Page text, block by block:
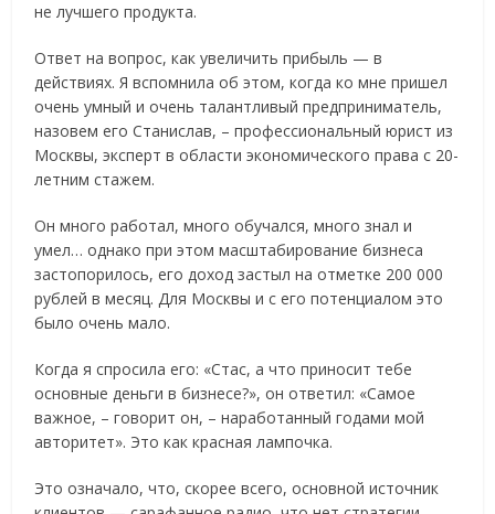
не лучшего продукта.
Ответ на вопрос, как увеличить прибыль — в
действиях. Я вспомнила об этом, когда ко мне пришел
очень умный и очень талантливый предприниматель,
назовем его Станислав, – профессиональный юрист из
Москвы, эксперт в области экономического права с 20-
летним стажем.
Он много работал, много обучался, много знал и
умел… однако при этом масштабирование бизнеса
застопорилось, его доход застыл на отметке 200 000
рублей в месяц. Для Москвы и с его потенциалом это
было очень мало.
Когда я спросила его: «Стас, а что приносит тебе
основные деньги в бизнесе?», он ответил: «Самое
важное, – говорит он, – наработанный годами мой
авторитет». Это как красная лампочка.
Это означало, что, скорее всего, основной источник